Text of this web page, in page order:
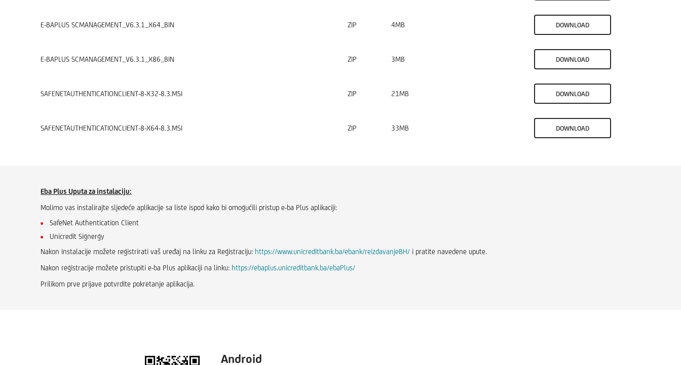
E-BAPLUS SCMANAGEMENT_V6.3.1_X64_BIN ZIP 4MB DOWNLOAD
E-BAPLUS SCMANAGEMENT_V6.3.1_X86_BIN ZIP 3MB DOWNLOAD
SAFENETAUTHENTICATIONCLIENT-8-X32-8.3.MSI ZIP 21MB DOWNLOAD
SAFENETAUTHENTICATIONCLIENT-8-X64-8.3.MSI ZIP 33MB DOWNLOAD
Eba Plus Uputa za instalaciju:
Molimo vas instalirajte sljedeće aplikacije sa liste ispod kako bi omogućili pristup e-ba Plus aplikaciji:
SafeNet Authentication Client
Unicredit Signergy
Nakon instalacije možete registrirati vaš uređaj na linku za Registraciju: https://www.unicreditbank.ba/ebank/reizdavanjeBH/ i pratite navedene upute.
Nakon registracije možete pristupiti e-ba Plus aplikaciji na linku: https://ebaplus.unicreditbank.ba/ebaPlus/
Prilikom prve prijave potvrdite pokretanje aplikacija.
Android